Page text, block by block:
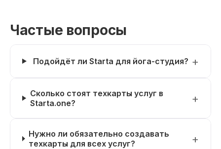
Частые вопросы
Подойдёт ли Starta для йога-студия?
Сколько стоят техкарты услуг в
Starta.one?
Нужно ли обязательно создавать
техкарты для всех услуг?